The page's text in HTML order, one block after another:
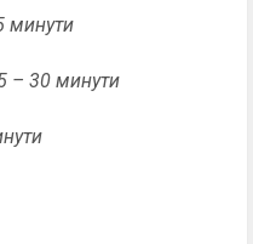
минути
– 30 минути